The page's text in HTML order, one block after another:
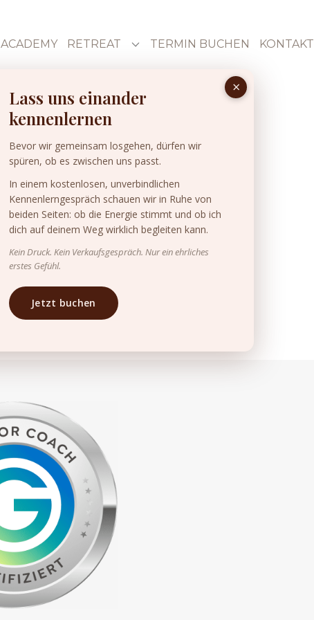
ACADEMY RETREAT TERMIN BUCHEN KONTAKT
Lass uns einander
kennenlernen
Bevor wir gemeinsam losgehen, dürfen wir
spüren, ob es zwischen uns passt.
In einem kostenlosen, unverbindlichen
Kennenlerngespräch schauen wir in Ruhe von
beiden Seiten: ob die Energie stimmt und ob ich
dich auf deinem Weg wirklich begleiten kann.
Kein Druck. Kein Verkaufsgespräch. Nur ein ehrliches
erstes Gefühl.
Jetzt buchen